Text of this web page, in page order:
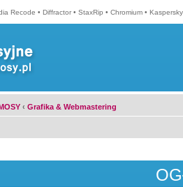
Recode • Diffractor • StaxRip • Chromium •
‹ Grafika & Webmastering